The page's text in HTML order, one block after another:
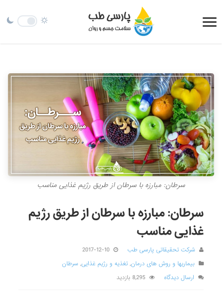
سرطان: مبارزه با سرطان از طریق رژیم غذایی مناسب
سرطان: مبارزه با سرطان از طریق رژیم
غذایی مناسب
شرکت تحقیقاتی پارسی طب
2017-12-10
بیماریها و روش های درمان,تغذیه و رژیم غذایی,سرطان
ارسال دیدگاه
8,295 بازدید